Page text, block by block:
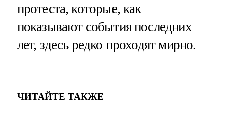
протеста, которые, как
показывают события последних
лет, здесь редко проходят мирно.
ЧИТАЙТЕ ТАКЖЕ